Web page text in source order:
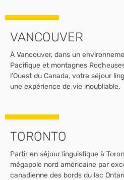
VANCOUVER
À Vancouver, dans un
Pacifique et montagnes
l’Ouest du Canada, votre séjour
une expérience de vie inoubliable.
TORONTO
Partir en séjour linguistique à
mégapole nord américaine par
canadienne des bords du lac